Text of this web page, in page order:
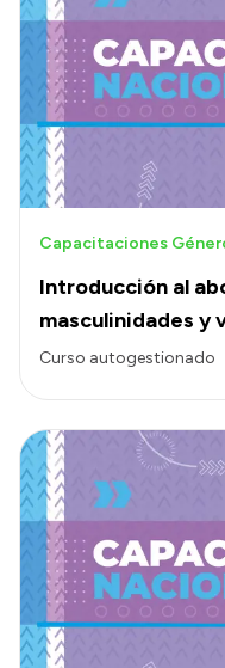
Introducción al
masculinidades y
Capacitaciones
Curso autogestionado